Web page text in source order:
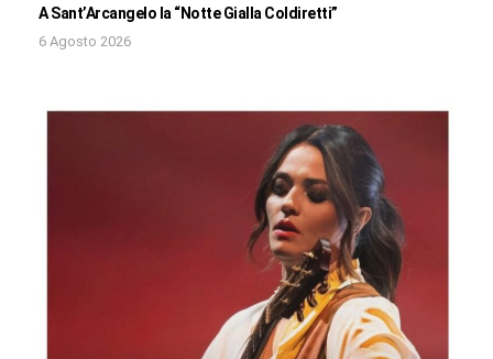
A Sant’Arcangelo la “Notte Gialla Coldiretti”
6 Agosto 2026